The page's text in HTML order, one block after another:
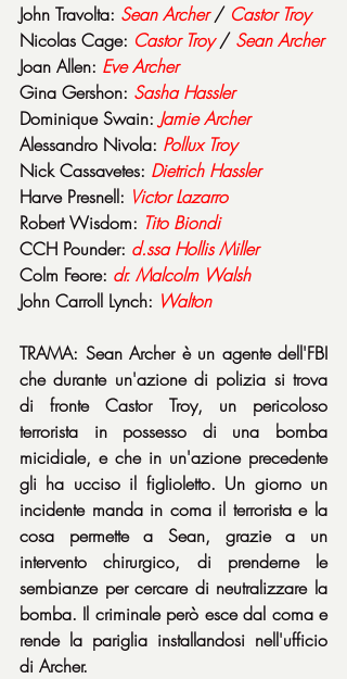
John Travolta: Sean Archer / Castor Troy
Nicolas Cage: Castor Troy / Sean Archer
Joan Allen: Eve Archer
Gina Gershon: Sasha Hassler
Dominique Swain: Jamie Archer
Alessandro Nivola: Pollux Troy
Nick Cassavetes: Dietrich Hassler
Harve Presnell: Victor Lazarro
Robert Wisdom: Tito Biondi
CCH Pounder: d.ssa Hollis Miller
Colm Feore: dr. Malcolm Walsh
John Carroll Lynch: Walton
TRAMA: Sean Archer è un agente dell'FBI
che durante un'azione di polizia si trova
di fronte Castor Troy, un pericoloso
terrorista in possesso di una bomba
micidiale, e che in un'azione precedente
gli ha ucciso il figlioletto. Un giorno un
incidente manda in coma il terrorista e la
cosa permette a Sean, grazie a un
intervento chirurgico, di prenderne le
sembianze per cercare di neutralizzare la
bomba. Il criminale però esce dal coma e
rende la pariglia installandosi nell'ufficio
di Archer.